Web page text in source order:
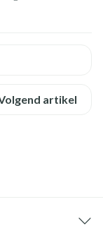
artikel